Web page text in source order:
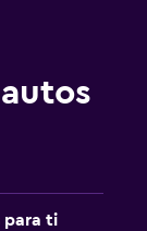
para ti